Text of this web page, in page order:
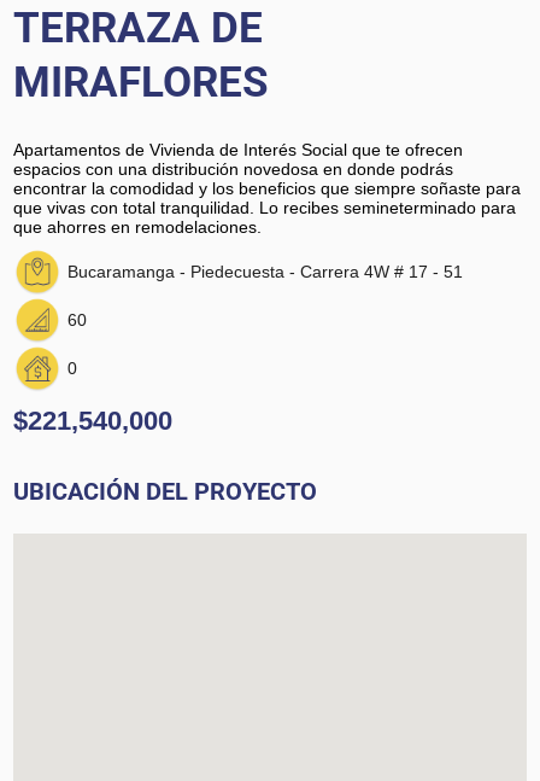
TERRAZA DE
MIRAFLORES
Apartamentos de Vivienda de Interés Social que te ofrecen
espacios con una distribución novedosa en donde podrás
encontrar la comodidad y los beneficios que siempre soñaste para
que vivas con total tranquilidad. Lo recibes semineterminado para
que ahorres en remodelaciones.
Bucaramanga - Piedecuesta - Carrera 4W # 17 - 51
60
0
$221,540,000
UBICACIÓN DEL PROYECTO